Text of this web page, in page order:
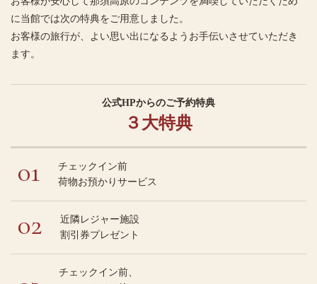
に当館では次の特典をご用意しました。
お客様の旅行が、よい思い出になるようお手伝いさせていただき
ます。
公式HPからのご予約特典
３大特典
01
チェックイン前
荷物お預かりサービス
02
近隣レジャー施設
割引券プレゼント
チェックイン前、